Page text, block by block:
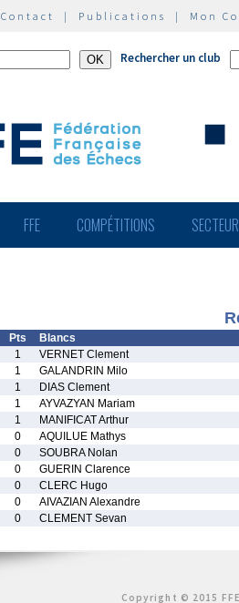
Contact | Publications | Mon
Rechercher un club
FFE COMPÉTITIONS
Pts
Blancs
1
VERNET Clement
1
GALANDRIN Milo
1
DIAS Clement
1
AYVAZYAN Mariam
1
MANIFICAT Arthur
0
AQUILUE Mathys
0
SOUBRA Nolan
0
GUERIN Clarence
0
CLERC Hugo
0
AIVAZIAN Alexandre
0 CLEMENT Sevan
Copyright © 2015